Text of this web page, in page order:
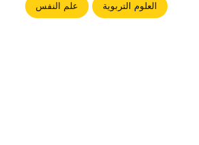
العلوم التربوية علم النفس